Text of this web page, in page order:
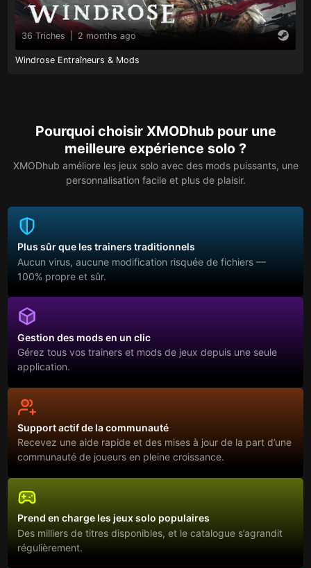
36 Triches 2 months ago
Windrose Entraîneurs & Mods
Pourquoi choisir XMODhub pour une
meilleure expérience solo ?
XMODhub améliore les jeux solo avec des mods puissants, une
personnalisation facile et plus de plaisir.
Plus sûr que les trainers traditionnels
Aucun virus, aucune modification risquée de fichiers —
100% propre et sûr.
Gestion des mods en un clic
Gérez tous vos trainers et mods de jeux depuis une seule
application.
Support actif de la communauté
Recevez une aide rapide et des mises à jour de la part d’une
communauté de joueurs en pleine croissance.
Prend en charge les jeux solo populaires
Des milliers de titres disponibles, et le catalogue s’agrandit
régulièrement.